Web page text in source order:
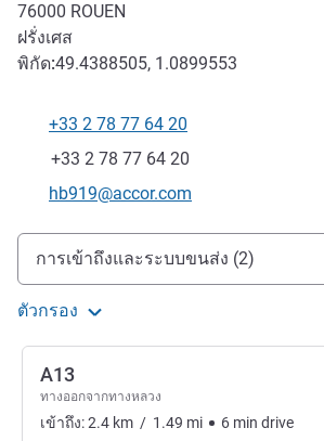
76000 ROUEN
ฝรั่งเศส
พิกัด:49.4388505, 1.0899553
โทรศัพท์
+33 2 78 77 64 20
แฟกซ์
+33 2 78 77 64 20
อีเมลติดต่อ
hb919@accor.com
การเข้าถึงและการเดินทาง
การเข้าถึงและระบบขนส่ง (2)
ตัวกรอง
A13
ทางออกจากทางหลวง
เข้าถึง:2.4 km / 1.49 mi 6 min drive